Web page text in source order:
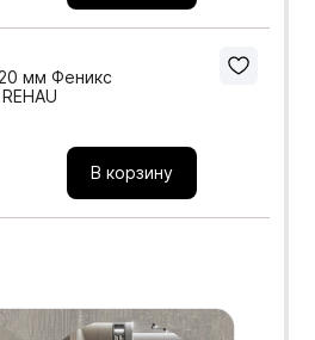
мм Феникс
В корзину